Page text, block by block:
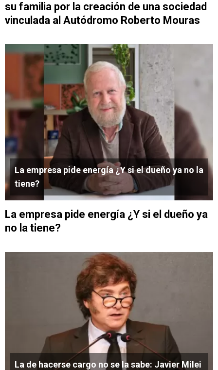
su familia por la creación de una sociedad
vinculada al Autódromo Roberto Mouras
La empresa pide energía ¿Y si el dueño ya no la
tiene?
La empresa pide energía ¿Y si el dueño ya
no la tiene?
La de hacerse cargo no se la sabe: Javier Milei